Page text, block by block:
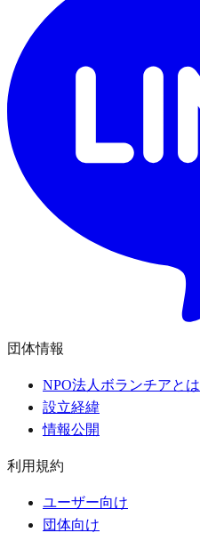
団体情報
NPO法人ボランチアとは
設立経緯
情報公開
利用規約
ユーザー向け
団体向け